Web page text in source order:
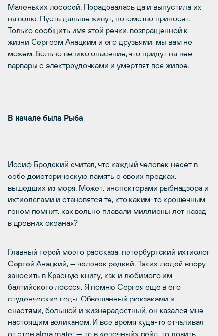
Маленьких лососей. Порадовалась да и выпустила их
на волю. Пусть дальше живут, потомство приносят.
Только сообщить имя этой речки, возвращенной к
жизни Сергеем Анацким и его друзьями, мы вам не
можем. Больно велико опасение, что придут на нее
варвары с электроудочками и умертвят все живое.
В начале была Рыба
Иосиф Бродский считал, что каждый человек несет в
себе доисторическую память о своих предках,
вышедших из моря. Может, инспекторами рыбнадзора и
ихтиологами и становятся те, кто каким-то крошечным
геном помнит, как вольно плавали миллионы лет назад
в древних океанах?
Главный герой моего рассказа, петербургский ихтиолог
Сергей Анацкий, — человек редкий. Таких людей впору
заносить в Красную книгу, как и любимого им
балтийского лосося. Я помню Сергея еще в его
студенческие годы. Обвешанный рюкзаками и
снастями, большой и жизнерадостный, он казался мне
настоящим великаном. И все время куда-то отчаливал
от стен alma mater — то в «елочный» рейд, то ловить